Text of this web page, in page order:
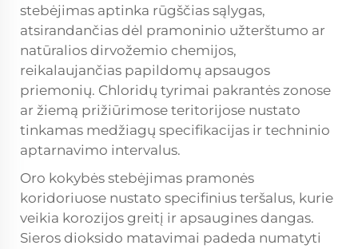
stebėjimas aptinka rūgščias sąlygas,
atsirandančias dėl pramoninio užterštumo ar
natūralios dirvožemio chemijos,
reikalaujančias papildomų apsaugos
priemonių. Chloridų tyrimai pakrantės zonose
ar žiemą prižiūrimose teritorijose nustato
tinkamas medžiagų specifikacijas ir techninio
aptarnavimo intervalus.
Oro kokybės stebėjimas pramonės
koridoriuose nustato specifinius teršalus, kurie
veikia korozijos greitį ir apsaugines dangas.
Sieros dioksido matavimai padeda numatyti